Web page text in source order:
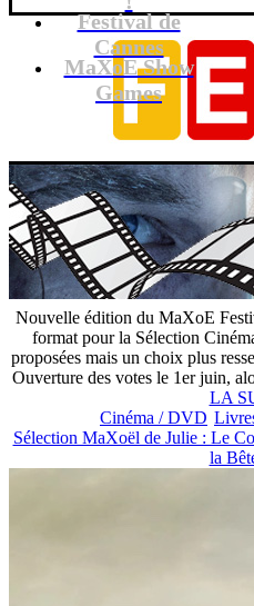
Festival de
Cannes
MaXoE Show
Games
Nouvelle édition du MaXoE
format pour la Sélection
proposées mais un choix plus
Ouverture des votes le 1er juin,
LA
Cinéma / DVD
Sélection MaXoël de Julie : Le
la